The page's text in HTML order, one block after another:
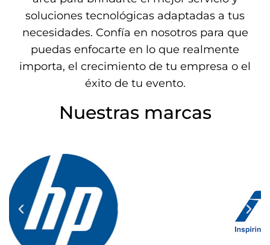
soluciones tecnológicas adaptadas a tus
necesidades. Confía en nosotros para que
puedas enfocarte en lo que realmente
importa, el crecimiento de tu empresa o el
éxito de tu evento.
Nuestras marcas